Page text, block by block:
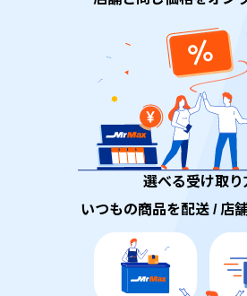
選べる受け取り
いつもの商品を配送 / 店